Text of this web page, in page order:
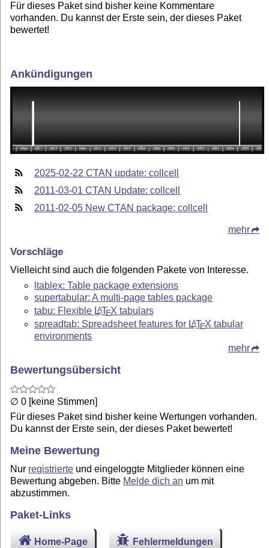
Für dieses Paket sind bisher keine Kommentare
vorhanden. Du kannst der Erste sein, der dieses Paket
bewertet!
Ankündigungen
2025-02-22 CTAN update: collcell
2011-03-01 CTAN Update: collcell
2011-02-05 New CTAN package: collcell
mehr
Vorschläge
Vielleicht sind auch die folgenden Pakete von Interesse.
ltablex: Table package extensions
supertabular: A multi-page tables package
tabu: Flexible LATEX tabulars
spreadtab: Spreadsheet features for LATEX tabular
environments
mehr
Bewertungsübersicht
∅ 0 [keine Stimmen]
Für dieses Paket sind bisher keine Wertungen vorhanden.
Du kannst der Erste sein, der dieses Paket bewertet!
Meine Bewertung
Nur registrierte und eingeloggte Mitglieder können eine
Bewertung abgeben. Bitte Melde dich an um mit
abzustimmen.
Paket-Links
Home-Page Fehlermeldungen